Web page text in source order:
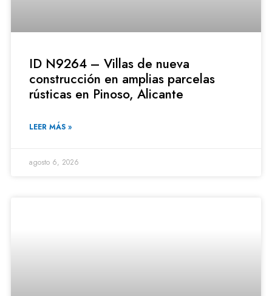
ID N9264 – Villas de nueva
construcción en amplias parcelas
rústicas en Pinoso, Alicante
LEER MÁS »
agosto 6, 2026